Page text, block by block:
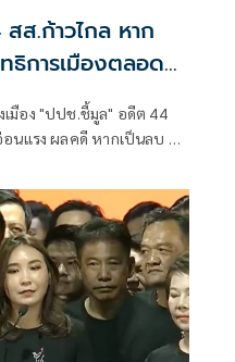
.ก้าวไกล หาก
การเมืองตลอด
มือง "ปปช.ชี้มูล" อดีต 44
นแรง ผลคดี หากเป็นลบ ถูก